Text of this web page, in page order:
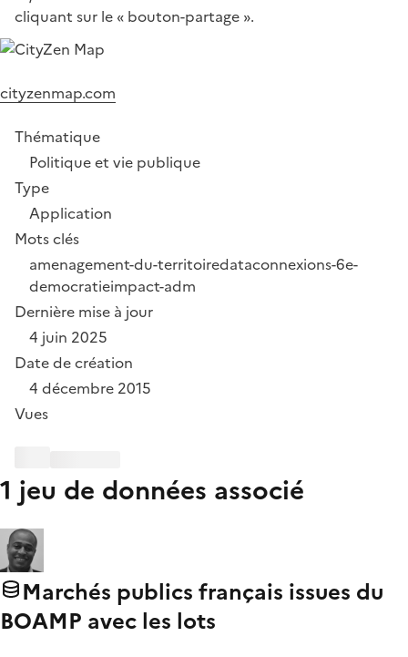
cliquant sur le « bouton-partage ».
cityzenmap.com
Thématique
Politique et vie publique
Type
Application
Mots clés
amenagement-du-territoiredataconnexions-6e-
democratieimpact-adm
Dernière mise à jour
4 juin 2025
Date de création
4 décembre 2015
Vues
1 jeu de données associé
Marchés publics français issues du
BOAMP avec les lots